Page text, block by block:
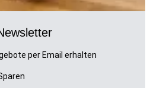
per Email erhalten